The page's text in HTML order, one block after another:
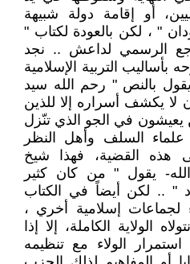
أو إقامة دولة شبيهة
" ، لكن بالعودة لكتاب "
الرسمي لداعش .. نجد
التربية الإسلامية
بالنص " رحم الله سيد
لا يكشف أسراره إلا للذين
يعيشون في الجو الذي تنّزل
السلف وأهل النظر
هذه القضية، فهذا شيخ
يقول " من كان كثير
" .. لكن أيضاً في الكتاب
إسلامية أخري ،
الولاية الكاملة، إلا إذا
الولاء مع تنظيمه